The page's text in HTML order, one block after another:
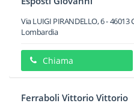
Via LUIGI PIRANDELLO, 6-46013
Lombardia
Chiama
Ferraboli Vittorio Vittorio